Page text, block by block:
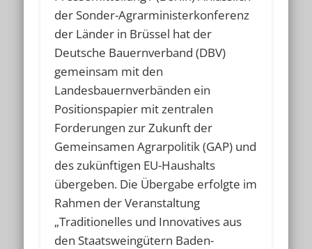
der Sonder-Agrarministerkonferenz
der Länder in Brüssel hat der
Deutsche Bauernverband (DBV)
gemeinsam mit den
Landesbauernverbänden ein
Positionspapier mit zentralen
Forderungen zur Zukunft der
Gemeinsamen Agrarpolitik (GAP) und
des zukünftigen EU-Haushalts
übergeben. Die Übergabe erfolgte im
Rahmen der Veranstaltung
„Traditionelles und Innovatives aus
den Staatsweingütern Baden-